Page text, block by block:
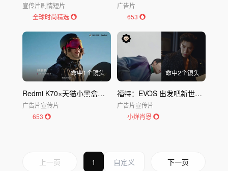
宣传片剧情短片
全球时尚精选
广告片
653
命中1个镜头
Redmi K70×天猫小黑盒：勇敢的人先享受世界
广告片宣传片
653
命中2个镜头
福特：EVOS 出发吧新世界｜福特Ford
广告片宣传片
小烊肖恩
上一页 1 下一页